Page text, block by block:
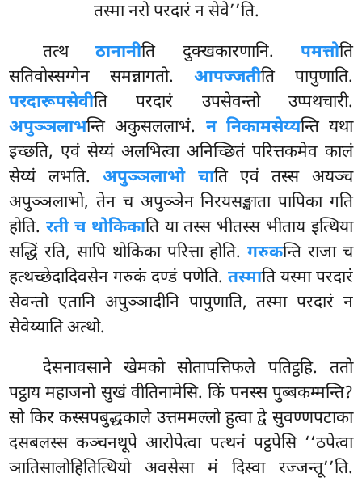
तस्मा नरो परदारं न सेवे’’ति.
तत्थठानानीति दुक्खकारणानि. पमत्तोति
सतिवोस्सग्गेन समन्नागतो. आपज्जतीति पापुणाति.
परदारूपसेवीति परदारं उपसेवन्तो उप्पथचारी.
अपुञ्ञलाभन्ति अकुसललाभं. न निकामसेय्यन्ति यथा
इच्छति, एवं सेय्यं अलभित्वा अनिच्छितं परित्तकमेव कालं
सेय्यं लभति.अपुञ्ञलाभो चाति एवं तस्स अयञ्च
अपुञ्ञलाभो, तेन च अपुञ्ञेन निरयसङ्खाता पापिका गति
होति.रती च थोकिकाति या तस्स भीतस्स भीताय इत्थिया
सद्धिं रति, सापि थोकिका परित्ता होति.गरुकन्ति राजा च
हत्थच्छेदादिवसेन गरुकं दण्डं पणेति. तस्माति यस्मा परदारं
सेवन्तो एतानि अपुञ्ञादीनि पापुणाति, तस्मा परदारं न
सेवेय्याति अत्थो.
देसनावसानेखेमको सोतापत्तिफले पतिट्ठहि. ततो
पट्ठाय महाजनो सुखं वीतिनामेसि. किं पनस्स पुब्बकम्मन्ति?
सो किर कस्सपबुद्धकाले उत्तममल्लो हुत्वा द्वे सुवण्णपटाका
दसबलस्स कञ्चनथूपे आरोपेत्वा पत्थनं पट्ठपेसि ‘‘ठपेत्वा
ञातिसालोहितित्थियो अवसेसा मं दिस्वा रज्जन्तू’’ति.